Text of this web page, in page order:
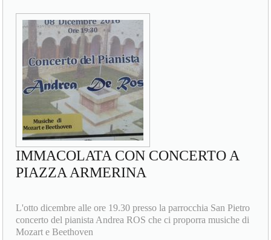
IMMACOLATA CON CONCERTO A
PIAZZA ARMERINA
L'otto dicembre alle ore 19.30 presso la parrocchia San Pietro
concerto del pianista Andrea ROS che ci proporra musiche di
Mozart e Beethoven